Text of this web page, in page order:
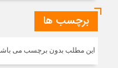
برچسب ها
این مطلب بدون برچسب می